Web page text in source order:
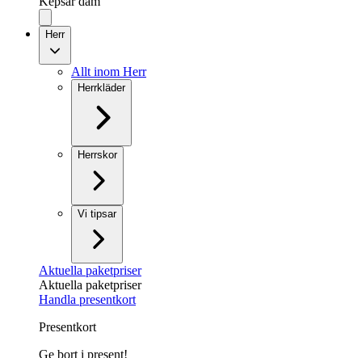
Herr
Allt inom Herr
Herrkläder
Herrskor
Vi tipsar
Aktuella paketpriser
Aktuella paketpriser
Handla presentkort
Presentkort
Ge bort i present!